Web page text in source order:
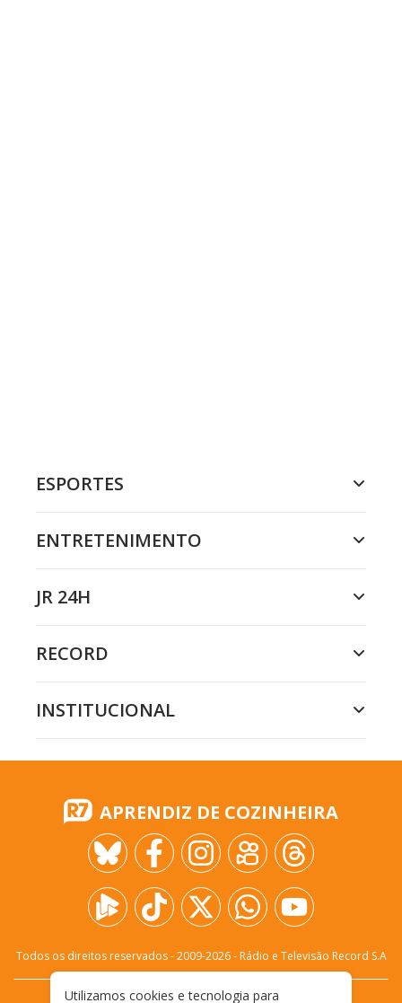
ESPORTES
ENTRETENIMENTO
JR 24H
RECORD
INSTITUCIONAL
APRENDIZ DE COZINHEIRA
Todos os direitos reservados - 2009-2026- Rádio e Televisão Record S.A
Utilizamos cookies e tecnologia para